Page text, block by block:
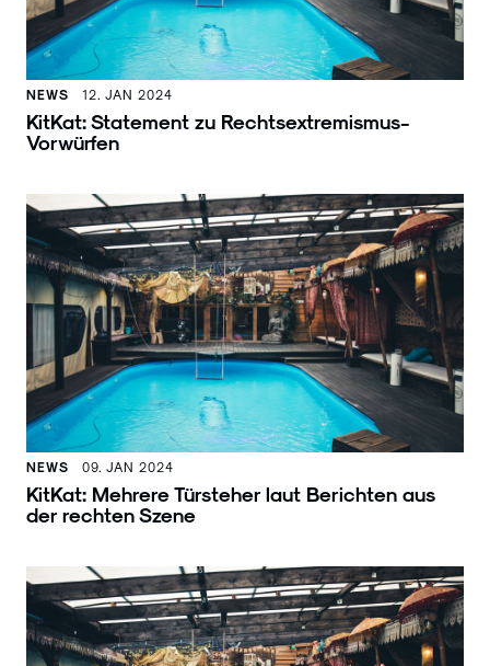
NEWS 12. JAN 2024
KitKat: Statement zu Rechtsextremismus-
Vorwürfen
NEWS 09. JAN 2024
KitKat: Mehrere Türsteher laut Berichten aus
der rechten Szene